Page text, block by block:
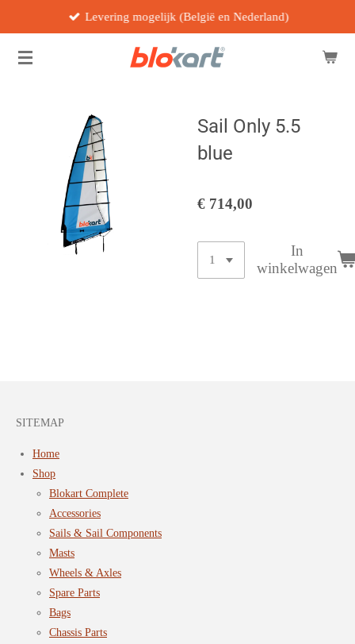
naar
Levering mogelijk (België en Nederland)
Sail Only 5.5
blue
€ 714,00
In
winkelwagen
SITEMAP
Home
Shop
Blokart Complete
Accessories
Sails & Sail Components
Masts
Wheels & Axles
Spare Parts
Bags
Chassis Parts